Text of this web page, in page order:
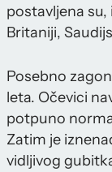
postavljena
Britaniji,
Posebno
leta. Očevici
potpuno
Zatim je
vidljivog